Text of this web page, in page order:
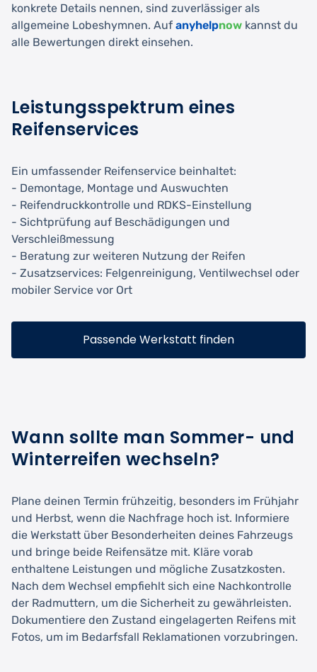
konkrete Details nennen, sind zuverlässiger als
allgemeine Lobeshymnen. Auf anyhelpnow kannst du
alle Bewertungen direkt einsehen.
Leistungsspektrum eines
Reifenservices
Ein umfassender Reifenservice beinhaltet:
- Demontage, Montage und Auswuchten
- Reifendruckkontrolle und RDKS-Einstellung
- Sichtprüfung auf Beschädigungen und
Verschleißmessung
- Beratung zur weiteren Nutzung der Reifen
- Zusatzservices: Felgenreinigung, Ventilwechsel oder
mobiler Service vor Ort
Passende Werkstatt finden
Wann sollte man Sommer- und
Winterreifen wechseln?
Plane deinen Termin frühzeitig, besonders im Frühjahr
und Herbst, wenn die Nachfrage hoch ist. Informiere
die Werkstatt über Besonderheiten deines Fahrzeugs
und bringe beide Reifensätze mit. Kläre vorab
enthaltene Leistungen und mögliche Zusatzkosten.
Nach dem Wechsel empfiehlt sich eine Nachkontrolle
der Radmuttern, um die Sicherheit zu gewährleisten.
Dokumentiere den Zustand eingelagerten Reifens mit
Fotos, um im Bedarfsfall Reklamationen vorzubringen.